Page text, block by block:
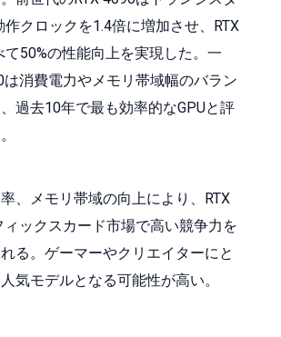
作クロックを1.4倍に増加させ、RTX
て50%の性能向上を実現した。一
は消費電力やメモリ帯域幅のバラン
過去10年で最も効率的なGPUと評
、メモリ帯域の向上により、RTX
ックスカード市場で高い競争力を
る。ゲーマーやクリエイターにと
気モデルとなる可能性が高い。